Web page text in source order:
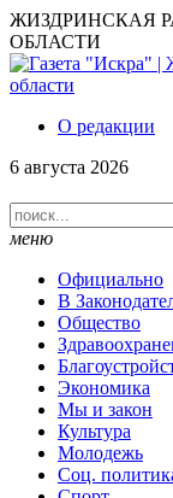
ЖИЗДРИНСКАЯ
ОБЛАСТИ
О редакции
6 августа 2026
меню
Официально
В
Общество
Экономика
Мы и закон
Культура
Молодежь
Соц.